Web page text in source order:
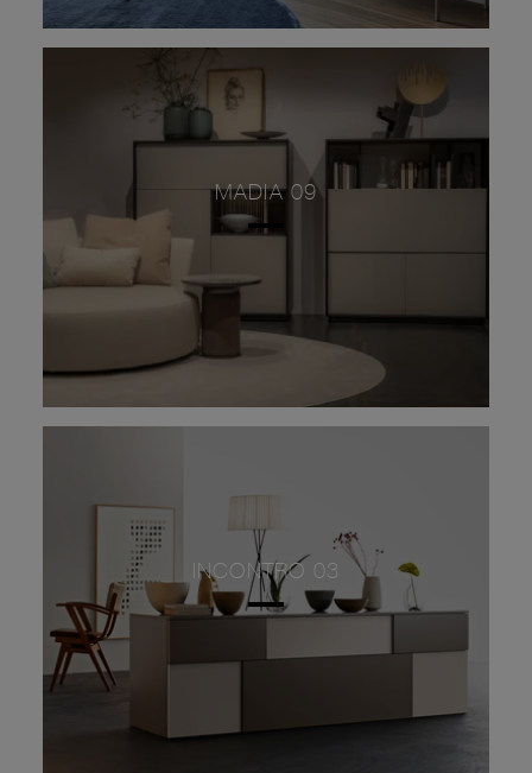
MADIA 09
INCONTRO 03